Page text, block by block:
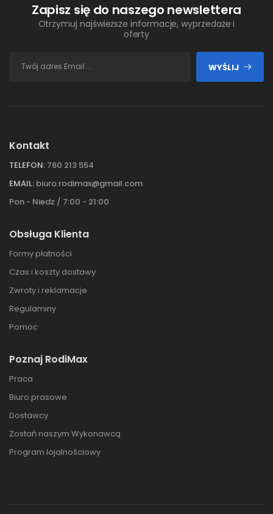
Zapisz się do naszego newslettera
Otrzymuj najświeższe informacje, wyprzedaże i
oferty
WYŚLIJ
Kontakt
TELEFON: 760 213 554
EMAIL: biuro.rodimax@gmail.com
Pon - Niedz / 7:00 - 21:00
Obsługa Klienta
Formy płatności
Czas i koszty dostawy
Zwroty i reklamacje
Regulaminy
Pomoc
Poznaj RodiMax
Praca
Biuro prasowe
Dostawcy
Zostań naszym Wykonawcą
Program lojalnościowy